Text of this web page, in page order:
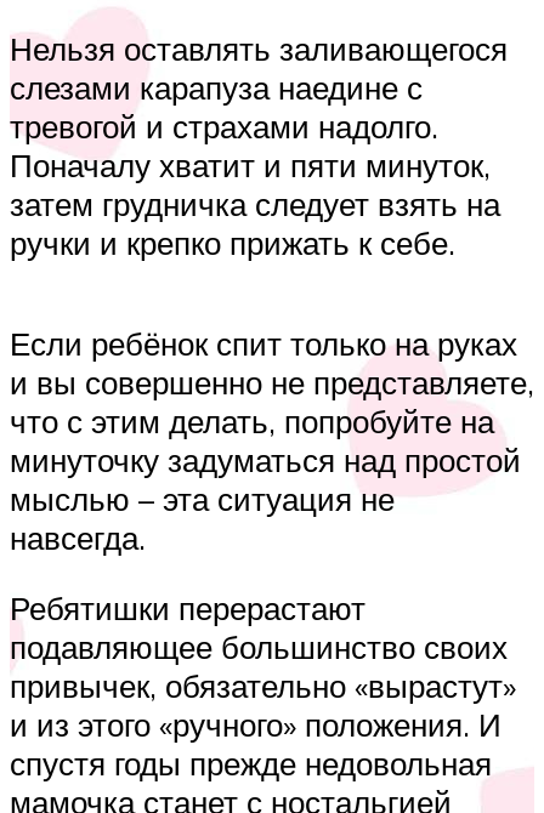
Нельзя оставлять заливающегося
слезами карапуза наедине с
тревогой и страхами надолго.
Поначалу хватит и пяти минуток,
затем грудничка следует взять на
ручки и крепко прижать к себе.
Если ребёнок спит только на руках
и вы совершенно не представляете,
что с этим делать, попробуйте на
минуточку задуматься над простой
мыслью – эта ситуация не
навсегда.
Ребятишки перерастают
подавляющее большинство своих
привычек, обязательно «вырастут»
и из этого «ручного» положения. И
спустя годы прежде недовольная
мамочка станет с ностальгией